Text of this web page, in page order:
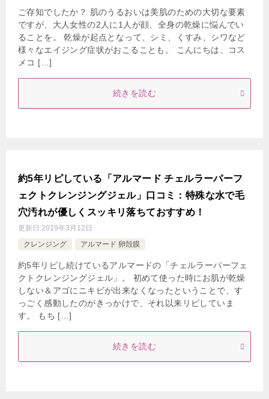
ご存知でしたか？ 肌のうるおいは美肌のための大切な要素
ですが、大人女性の2人に1人が顔、全身の乾燥に悩んでい
ることを。 乾燥が起点となって、シミ、くすみ、シワなど
様々なエイジング症状がおこることも。 こんにちは、コス
メコ […]
続きを読む
約5年リピしている「アルマード チェルラーパーフ
ェクトクレンジングジェル」口コミ：特殊な水で毛
穴汚れが優しくスッキリ落ちておすすめ！
更新日:2019年3月12日
クレンジング
アルマード 卵殻膜
約5年リピし続けているアルマードの「チェルラーパーフェ
クトクレンジングジェル」。 初めて使った時にお肌が乾燥
しない＆アゴにニキビが出来なくなったということで、す
っごく感動したのがきっかけで、それ以来リピしていま
す。 もち […]
続きを読む